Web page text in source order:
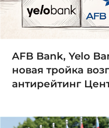
AFB Bank, Yelo
новая тройка
антирейтинг